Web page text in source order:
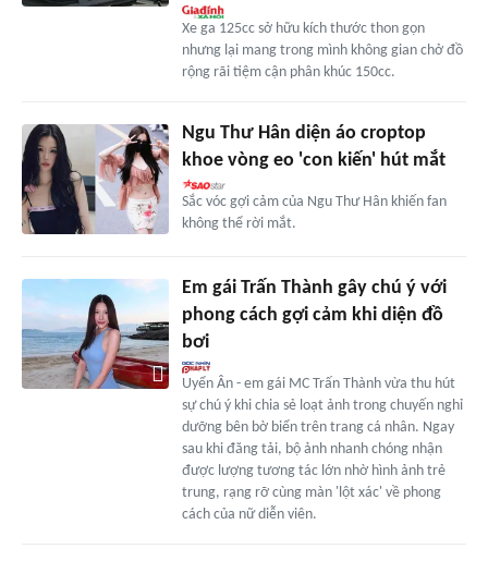
Xe ga 125cc sở hữu kích thước thon gọn
nhưng lại mang trong mình không gian chở đồ
rộng rãi tiệm cận phân khúc 150cc.
Ngu Thư Hân diện áo croptop
khoe vòng eo 'con kiến' hút mắt
Sắc vóc gợi cảm của Ngu Thư Hân khiến fan
không thể rời mắt.
Em gái Trấn Thành gây chú ý với
phong cách gợi cảm khi diện đồ
bơi
Uyển Ân - em gái MC Trấn Thành vừa thu hút
sự chú ý khi chia sẻ loạt ảnh trong chuyến nghỉ
dưỡng bên bờ biển trên trang cá nhân. Ngay
sau khi đăng tải, bộ ảnh nhanh chóng nhận
được lượng tương tác lớn nhờ hình ảnh trẻ
trung, rạng rỡ cùng màn 'lột xác' về phong
cách của nữ diễn viên.